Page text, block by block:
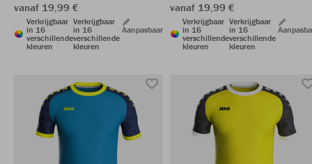
vanaf 19,99 €
Verkrijgbaar
in 16
verschillende
kleuren
Verkrijgbaar
in 16
verschillende
kleuren
Aanpasbaar
vanaf 19,99 €
Verkrijgbaar
in 16
verschillende
kleuren
Verkrijgbaar
in 16
verschillende
kleuren